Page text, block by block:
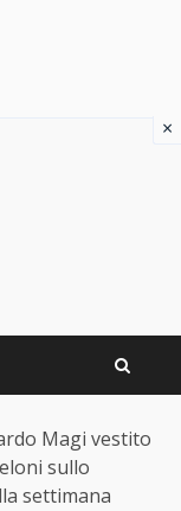
Magi vestito
sullo
settimana
×